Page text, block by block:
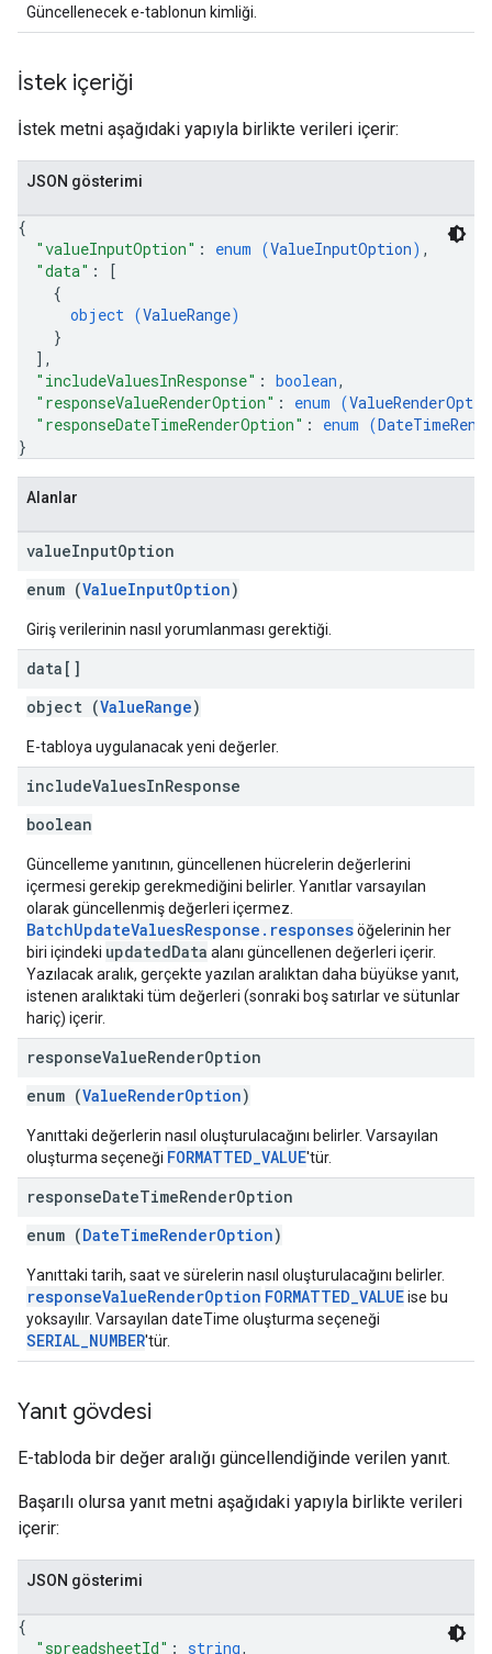
Güncellenecek e-tablonun kimliği.
İstek içeriği
İstek metni aşağıdaki yapıyla birlikte verileri içerir:
JSON gösterimi
{
"valueInputOption" : enum (ValueInputOption) ,
"data" :
[
{
object (ValueRange)
}
] ,
"includeValuesInResponse" : boolean,
"responseValueRenderOption" : enum (
"responseDateTimeRenderOption" : enum (
}
Alanlar
valueInputOption
enum (ValueInputOption)
Giriş verilerinin nasıl yorumlanması gerektiği.
data[]
object (ValueRange)
E-tabloya uygulanacak yeni değerler.
includeValuesInResponse
boolean
Güncelleme yanıtının, güncellenen hücrelerin değerlerini
içermesi gerekip gerekmediğini belirler. Yanıtlar varsayılan
olarak güncellenmiş değerleri içermez.
BatchUpdateValuesResponse.responsesöğelerinin her
biri içindeki updatedData alanı güncellenen değerleri içerir.
Yazılacak aralık, gerçekte yazılan aralıktan daha büyükse yanıt,
istenen aralıktaki tüm değerleri (sonraki boş satırlar ve sütunlar
hariç) içerir.
responseValueRenderOption
enum (ValueRenderOption)
Yanıttaki değerlerin nasıl oluşturulacağını belirler. Varsayılan
oluşturma seçeneği FORMATTED_VALUE'tür.
responseDateTimeRenderOption
enum (DateTimeRenderOption)
Yanıttaki tarih, saat ve sürelerin nasıl oluşturulacağını belirler.
responseValueRenderOption FORMATTED_VALUEise bu
yoksayılır. Varsayılan dateTime oluşturma seçeneği
SERIAL_NUMBER'tür.
Yanıt gövdesi
E-tabloda bir değer aralığı güncellendiğinde verilen yanıt.
Başarılı olursa yanıt metni aşağıdaki yapıyla birlikte verileri
içerir:
JSON gösterimi
{
"spreadsheetId" : string,